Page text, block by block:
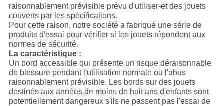
raisonnablement prévisible prévu d'utiliser-et des jouets
couverts par les spécifications.
Pour cette raison, notre société a fabriqué une série de
produits d'essai pour vérifier si les jouets répondent aux
normes de sécurité.
La caractéristique :
Un bord accessible qui présente un risque déraisonnable
de blessure pendant l'utilisation normale ou l'abus
raisonnablement prévisible. Les bords sur des jouets
destinés aux années de moins de huit ans d'enfants sont
potentiellement dangereux s'ils ne passent pas l'essai de